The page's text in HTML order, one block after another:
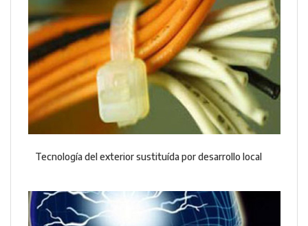
Tecnología del exterior sustituída por desarrollo local